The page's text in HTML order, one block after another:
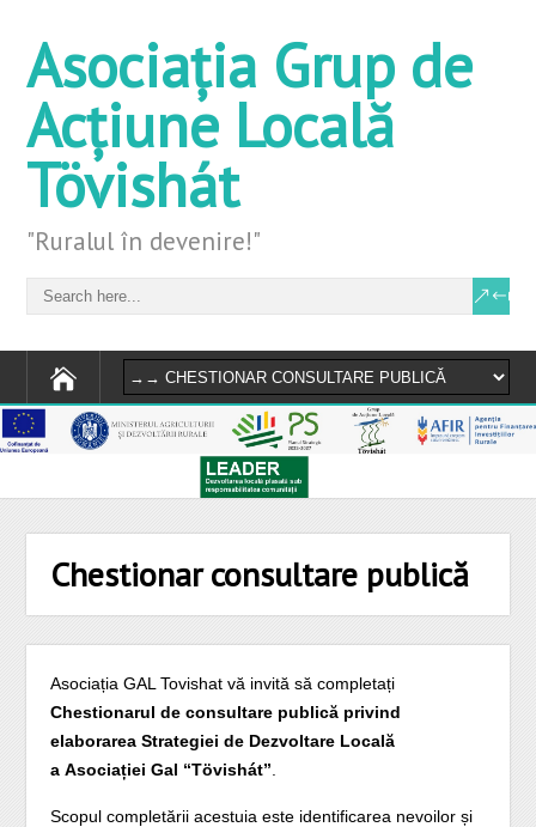
Asociația Grup de
Acțiune Locală
Tövishát
"Ruralul în devenire!"
Chestionar consultare publică
Asociația GAL Tovishat vă invită să completați
Chestionarul de consultare publică privind
elaborarea Strategiei de Dezvoltare Locală
a Asociației Gal “Tövishát”
Scopul completării acestuia este identificarea nevoilor și